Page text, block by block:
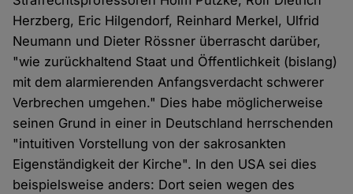
Herzberg, Eric Hilgendorf, Reinhard Merkel, Ulfrid
Neumann und Dieter Rössner überrascht darüber,
"wie zurückhaltend Staat und Öffentlichkeit (bislang)
mit dem alarmierenden Anfangsverdacht schwerer
Verbrechen umgehen." Dies habe möglicherweise
seinen Grund in einer in Deutschland herrschenden
"intuitiven Vorstellung von der sakrosankten
Eigenständigkeit der Kirche". In den USA sei dies
beispielsweise anders: Dort seien wegen des